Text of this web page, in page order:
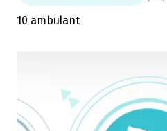
10 ambulant